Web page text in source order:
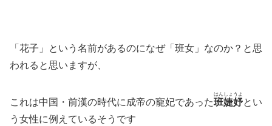
「花子」という名前があるのになぜ「班女」なのか？と思
われると思いますが、
これは中国・前漢の時代に成帝の寵妃であった班婕妤
はんしょうよ
とい
う女性に例えているそうです